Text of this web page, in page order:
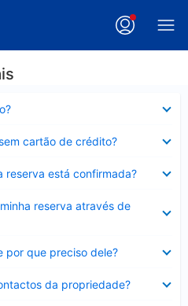
cartão de crédito?
reserva está confirmada?
reserva através de
por que preciso dele?
da propriedade?